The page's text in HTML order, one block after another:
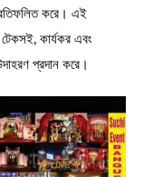
প্রতিফলিত করে। এই
টেকসই, কার্যকর এবং
প্রদান করে।